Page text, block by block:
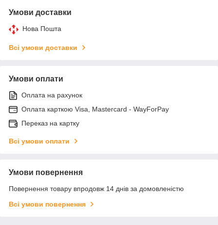
Умови доставки
Нова Пошта
Всі умови доставки
Умови оплати
Оплата на рахунок
Оплата карткою Visa, Mastercard - WayForPay
Переказ на картку
Всі умови оплати
Умови повернення
Повернення товару впродовж 14 днів за домовленістю
Всі умови повернення